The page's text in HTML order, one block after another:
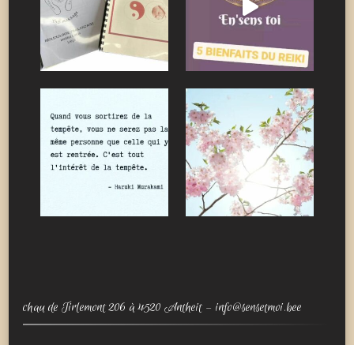
chau de Tirlemont 206 à 4520 Antheit – info@sensetmoi.bee